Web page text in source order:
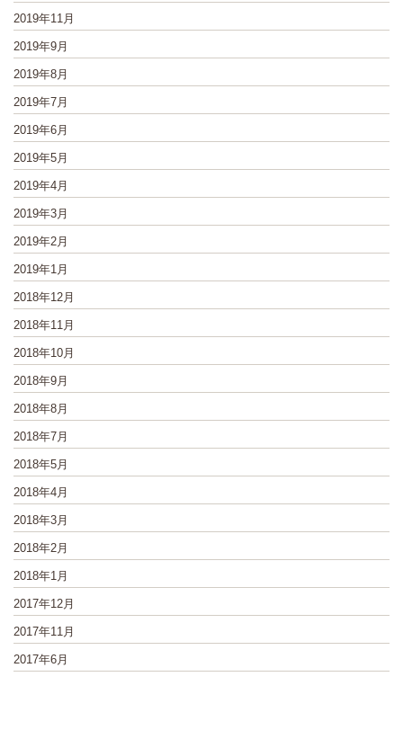
2019年11月
2019年9月
2019年8月
2019年7月
2019年6月
2019年5月
2019年4月
2019年3月
2019年2月
2019年1月
2018年12月
2018年11月
2018年10月
2018年9月
2018年8月
2018年7月
2018年5月
2018年4月
2018年3月
2018年2月
2018年1月
2017年12月
2017年11月
2017年6月